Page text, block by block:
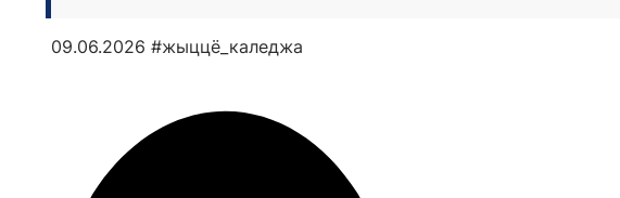
09.06.2026 #жыццё_каледжа